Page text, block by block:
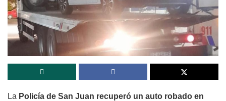
La Policía de San Juan recuperó un auto robado en